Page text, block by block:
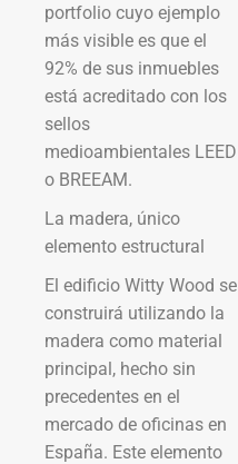
portfolio cuyo ejemplo
más visible es que el
92% de sus inmuebles
está acreditado con los
sellos
medioambientales LEED
o BREEAM.
La madera, único
elemento estructural
El edificio Witty Wood se
construirá utilizando la
madera como material
principal, hecho sin
precedentes en el
mercado de oficinas en
España. Este elemento